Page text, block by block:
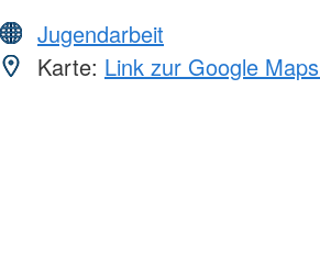
Jugendarbeit
Karte: Link zur Google